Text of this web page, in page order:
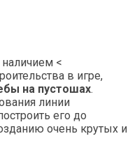
<
в игре,
на пустошах.
линии
его до
очень крутых и